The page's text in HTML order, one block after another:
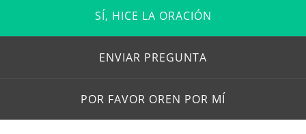
SÍ, HICE LA ORACIÓN
ENVIAR PREGUNTA
POR FAVOR OREN POR MÍ